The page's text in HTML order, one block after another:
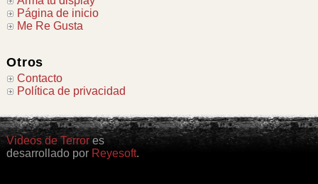
Página de inicio
Me Re Gusta
Otros
Contacto
Política de privacidad
Videos de Terrores
desarrollado por Reyesoft.